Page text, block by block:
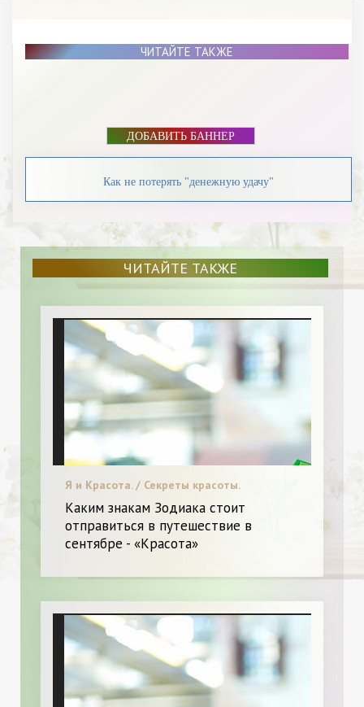
ЧИТАЙТЕ ТАКЖЕ
ДОБАВИТЬ БАННЕР
Как не потерять "денежную удачу"
ЧИТАЙТЕ ТАКЖЕ
Я и Красота. / Секреты красоты.
Каким знакам Зодиака стоит
отправиться в путешествие в
сентябре - «Красота»